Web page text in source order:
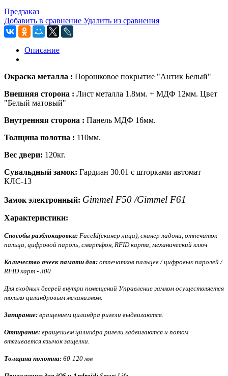
Предзаказ
Добавить в сравнение Удалить из сравнения
Описание
Окраска металла : Порошковое покрытие "Антик Белый"
Внешняя сторона : Лист металла 1.8мм. + МДФ 12мм. Цвет
"Белый матовый"
Внутренняя сторона : Панель МДФ 16мм.
Толщина полотна : 110мм.
Вес двери: 120кг.
Сувальдный замок: Гардиан 30.01 с шторками автомат
КЛС-13
Замок электронный: Gimmel F50 /Gimmel F61
Характеристики:
Способы разблокировки: FaceId(сканер лица), сканер ладони, отпечаток
пальца, цифровой пароль, смартфон, RFID карта, механический ключ
Количество ячеек памяти для: отпечатков пальцев / цифровых паролей /
RFID карт - 300
Для входных дверей внутри помещений Управление замком осуществляется
только цилиндровым механизмом.
Запирание: вращением цилиндра ригели выдвигаются.
Отпирание: вращением цилиндра ригели задвигаются и потом
втягивается язычок защелки.
Толщина полотна: 60-120 мм